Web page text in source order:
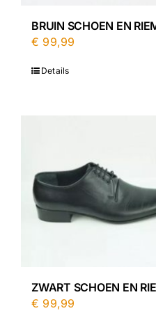
BRUIN SCHOEN EN
€ 99,99
Details
ZWART SCHOEN EN
€ 99,99